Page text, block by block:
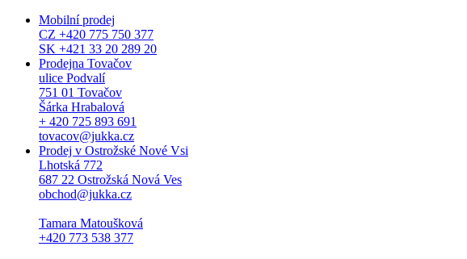
Mobilní prodej
CZ +420 775 750 377
SK +421 33 20 289 20
Prodejna Tovačov
ulice Podvalí
751 01 Tovačov
Šárka Hrabalová
+ 420 725 893 691
tovacov@jukka.cz
Prodej v Ostrožské Nové Vsi
Lhotská 772
687 22 Ostrožská Nová Ves
obchod@jukka.cz
Tamara Matoušková
+420 773 538 377